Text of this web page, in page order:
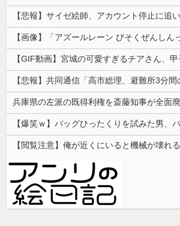
【GIF動画】宮城の可愛すぎるチアさん、
【閲覧注意】俺が近くにいると機械が壊れ